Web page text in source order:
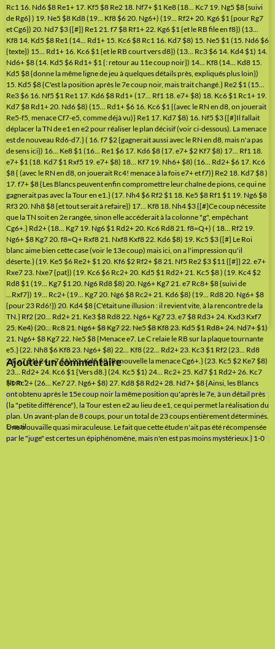
Ajouter un commentaire
Nom
E-mail